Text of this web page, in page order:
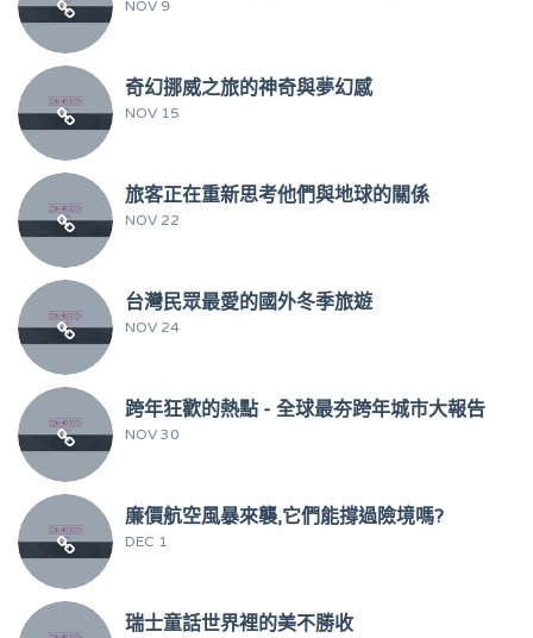
NOV 9
奇幻挪威之旅的神奇與夢幻感
NOV 15
旅客正在重新思考他們與地球的關係
NOV 22
台灣民眾最愛的國外冬季旅遊
NOV 24
跨年狂歡的熱點 - 全球最夯跨年城市大報告
NOV 30
廉價航空風暴來襲,它們能撐過險境嗎?
DEC 1
瑞士童話世界裡的美不勝收